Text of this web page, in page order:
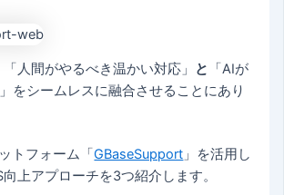
人間がやるべき温かい対応」 と
「AIが
をシームレスに融合させることにあり
トフォーム「GBaseSupport 」を活用し
上アプローチを3つ紹介します。